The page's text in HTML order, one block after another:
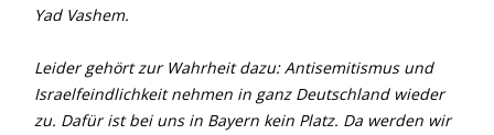
Yad Vashem.
Leider gehört zur Wahrheit dazu: Antisemitismus und
Israelfeindlichkeit nehmen in ganz Deutschland wieder
zu. Dafür ist bei uns in Bayern kein Platz. Da werden wir